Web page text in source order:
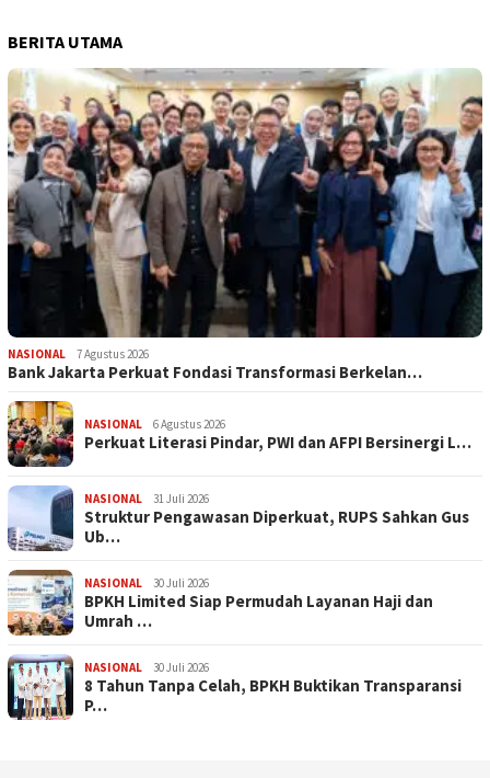
BERITA UTAMA
NASIONAL 7 Agustus 2026
Bank Jakarta Perkuat Fondasi Transformasi Berkelan…
NASIONAL 6 Agustus 2026
Perkuat Literasi Pindar, PWI dan AFPI Bersinergi L…
NASIONAL 31 Juli 2026
​Struktur Pengawasan Diperkuat, RUPS Sahkan Gus
Ub…
NASIONAL 30 Juli 2026
BPKH Limited Siap Permudah Layanan Haji dan
Umrah …
NASIONAL 30 Juli 2026
​8 Tahun Tanpa Celah, BPKH Buktikan Transparansi
P…